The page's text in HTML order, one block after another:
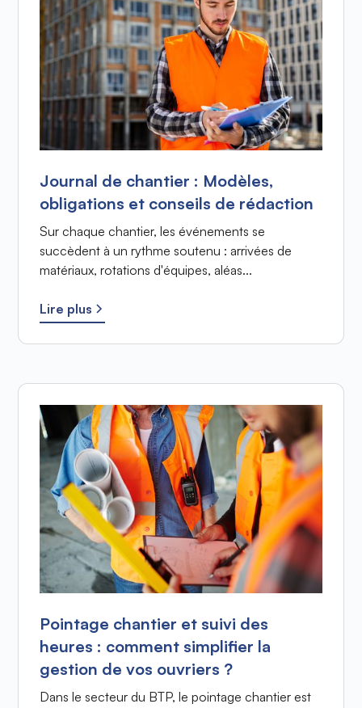
Journal de chantier : Modèles,
obligations et conseils de rédaction
Sur chaque chantier, les événements se
succèdent à un rythme soutenu : arrivées de
matériaux, rotations d'équipes, aléas...
Lire plus
Pointage chantier et suivi des
heures : comment simplifier la
gestion de vos ouvriers ?
Dans le secteur du BTP, le pointage chantier est